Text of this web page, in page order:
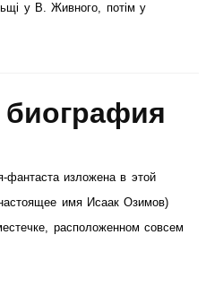
у В. Живного, потім у
биография
фантаста изложена в этой
имя Исаак Озимов)
расположенном совсем